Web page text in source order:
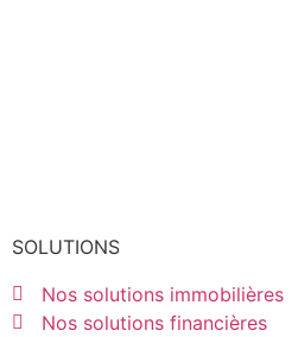
SOLUTIONS
Nos solutions immobilières
Nos solutions financières